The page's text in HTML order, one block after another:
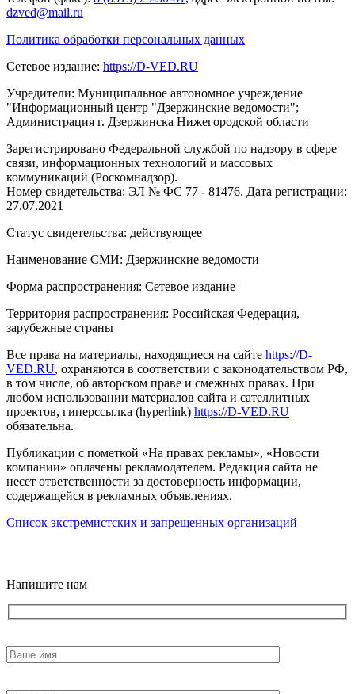
dzved@mail.ru
Политика обработки персональных данных
Сетевое издание: https://D-VED.RU
Учредители: Муниципальное автономное учреждение
"Информационный центр "Дзержинские ведомости";
Администрация г. Дзержинска Нижегородской области
Зарегистрировано Федеральной службой по надзору в сфере
связи, информационных технологий и массовых
коммуникаций (Роскомнадзор).
Номер свидетельства: ЭЛ № ФС 77 - 81476. Дата регистрации:
27.07.2021
Статус свидетельства: действующее
Наименование СМИ: Дзержинские ведомости
Форма распространения: Сетевое издание
Территория распространения: Российская Федерация,
зарубежные страны
Все права на материалы, находящиеся на сайте https://D-
VED.RU, охраняются в соответствии с законодательством РФ,
в том числе, об авторском праве и смежных правах. При
любом использовании материалов сайта и сателлитных
проектов, гиперссылка (hyperlink) https://D-VED.RU
обязательна.
Публикации с пометкой «На правах рекламы», «Новости
компании» оплачены рекламодателем. Редакция сайта не
несет ответственности за достоверность информации,
содержащейся в рекламных объявлениях.
Список экстремистских и запрещенных организаций
Напишите нам